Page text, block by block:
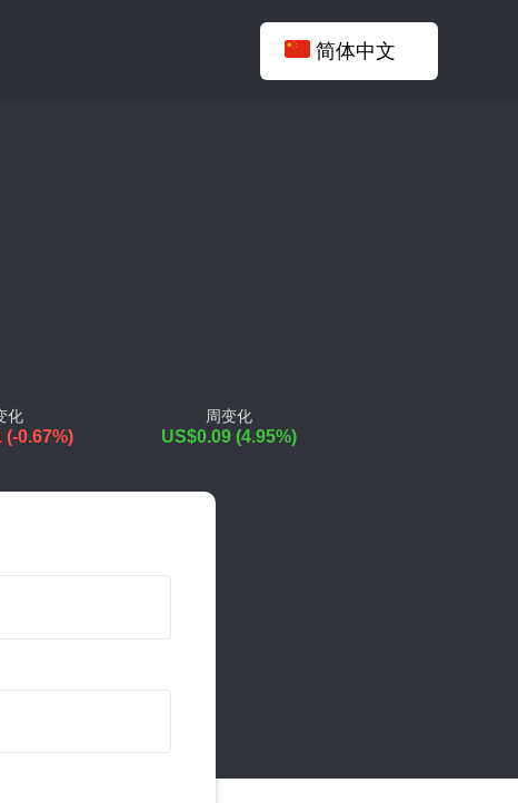
简体中文
化
(-0.67%)
周变化
US$0.09 (4.95%)